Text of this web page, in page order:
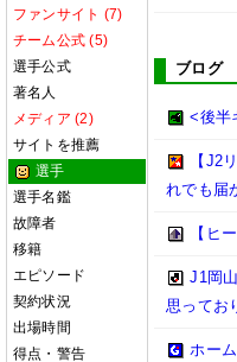
ファンサイト (7)
チーム公式 (5)
選手公式
著名人
メディア (2)
サイトを推薦
選手
選手名鑑
故障者
移籍
エピソード
契約状況
出場時間
得点・警告
ブログ
<後半
【J2
れでも届
【ヒ
J1岡
思ってお
ホー